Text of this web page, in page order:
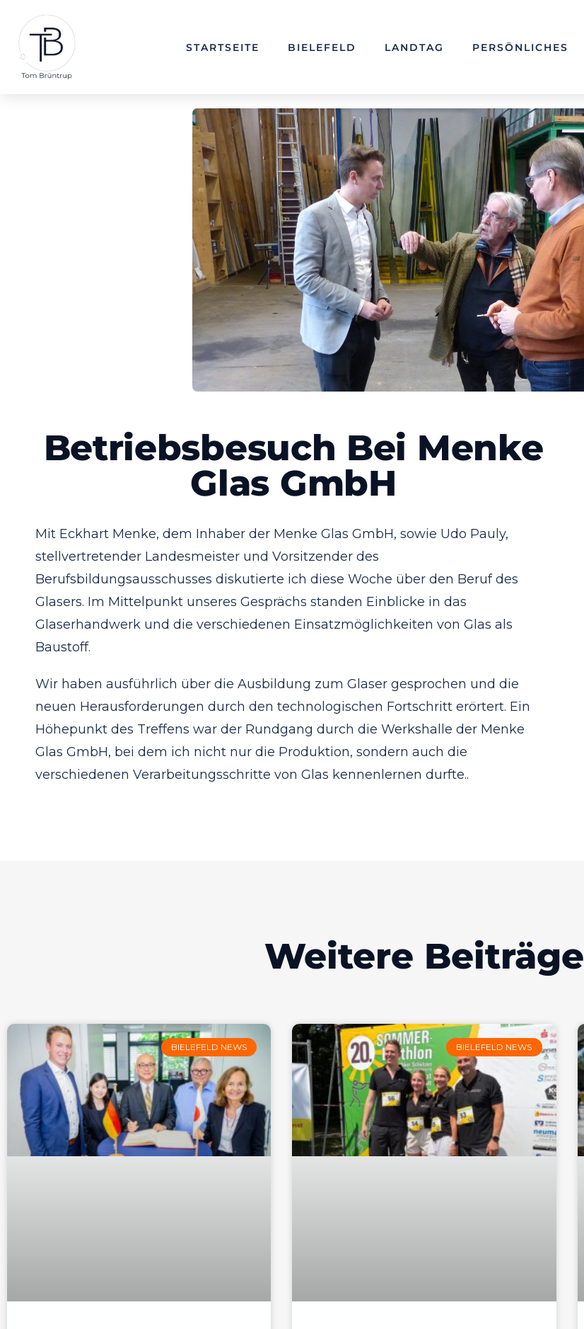
STARTSEITE BIELEFELD LANDTAG PERSÖNLICHES
Betriebsbesuch Bei Menke
Glas GmbH
Mit Eckhart Menke, dem Inhaber der Menke Glas GmbH, sowie Udo Pauly,
stellvertretender Landesmeister und Vorsitzender des
Berufsbildungsausschusses diskutierte ich diese Woche über den Beruf des
Glasers. Im Mittelpunkt unseres Gesprächs standen Einblicke in das
Glaserhandwerk und die verschiedenen Einsatzmöglichkeiten von Glas als
Baustoff.
Wir haben ausführlich über die Ausbildung zum Glaser gesprochen und die
neuen Herausforderungen durch den technologischen Fortschritt erörtert. Ein
Höhepunkt des Treffens war der Rundgang durch die Werkshalle der Menke
Glas GmbH, bei dem ich nicht nur die Produktion, sondern auch die
verschiedenen Verarbeitungsschritte von Glas kennenlernen durfte..
Weitere Beiträge
BIELEFELD NEWS BIELEFELD NEWS